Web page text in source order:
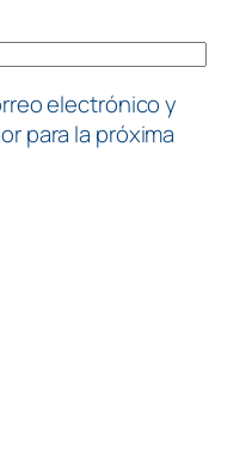
electrónico y
para la próxima